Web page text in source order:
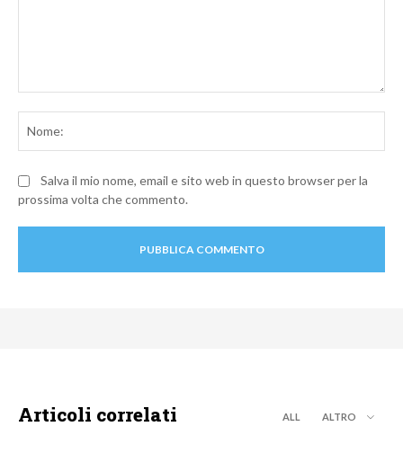
Salva il mio nome, email e sito web in questo browser per la
prossima volta che commento.
Articoli correlati ALL ALTRO